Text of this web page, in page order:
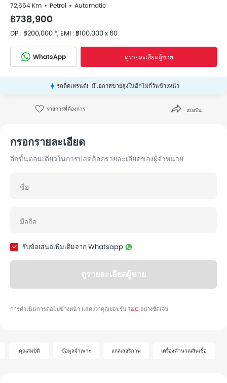
72,654 Km Petrol Automatic
฿738,900
DP : ฿200,000 *, EMI : ฿100,000 x 60
WhatsApp ดูรายละเอียดผู้ขาย
รถติดเทรนด์! มีโอกาสขายสูงในอีกไม่กี่วันข้างหน้า
รายการที่ต้องการ แบ่งปัน
คุณสมบัติ ข้อมูลจำเพาะ แกลเลอรี่ภาพ เครื่องคำนวณสินเชื่อ